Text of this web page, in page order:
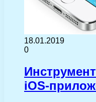
18.01.2019
0
iOS-